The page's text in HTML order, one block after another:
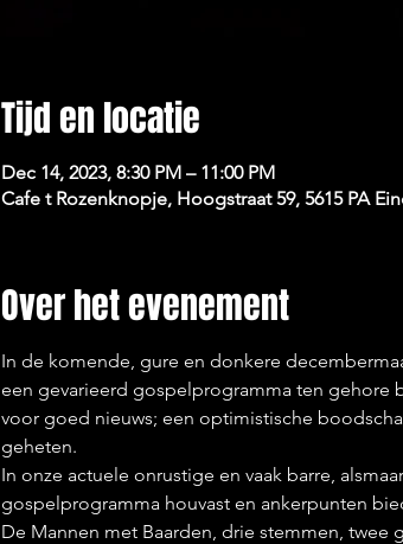
Tijd en locatie
Dec 14, 2023, 8:30 PM – 11:00 PM
Cafe t Rozenknopje, Hoogstraat 59, 5615 PA
Over het evenement
In de komende, gure en donkere
een gevarieerd gospelprogramma ten gehore
voor goed nieuws; een optimistische
geheten.
In onze actuele onrustige en vaak barre,
gospelprogramma houvast en ankerpunten
De Mannen met Baarden, drie stemmen,